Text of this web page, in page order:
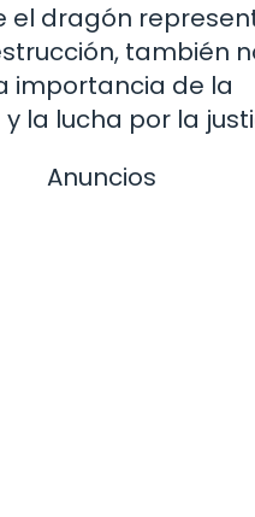
el dragón
también
importancia de la
la lucha por la
Anuncios